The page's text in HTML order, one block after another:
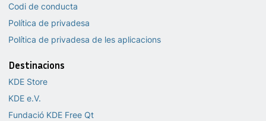
Codi de conducta
Política de privadesa
Política de privadesa de les aplicacions
Destinacions
KDE Store
KDE e.V.
Fundació KDE Free Qt